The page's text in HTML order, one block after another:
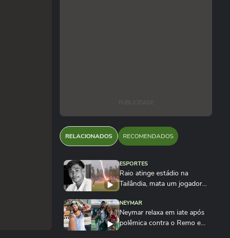
PUBLICIDADE
RELACIONADOS RECOMENDADOS
ESPORTES
Raio atinge estádio na
Tailândia, mata um jogador e
NEYMAR
Neymar relaxa em iate após
polêmica contra o Remo e